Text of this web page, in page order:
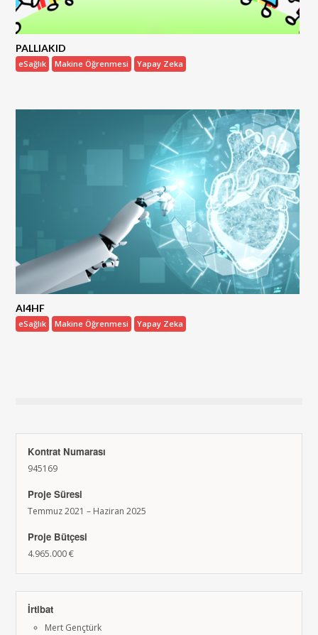
PALLIAKID
eSağlık Makine Öğrenmesi Yapay Zeka
AI4HF
eSağlık Makine Öğrenmesi Yapay Zeka
Kontrat Numarası
945169
Proje Süresi
Temmuz 2021 – Haziran 2025
Proje Bütçesi
4.965.000 €
İrtibat
Mert Gençtürk